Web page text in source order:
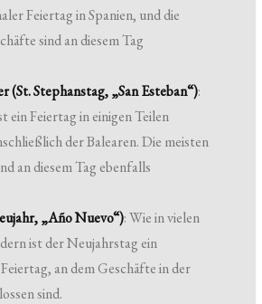
Feiertag in Spanien, und die
sind an diesem Tag
(St. Stephanstag, „San Esteban“):
ein Feiertag in einigen Teilen
der Balearen. Die meisten
an diesem Tag ebenfalls
„Año Nuevo“): Wie in vielen
ist der Neujahrstag ein
an dem Geschäfte in der
sind.